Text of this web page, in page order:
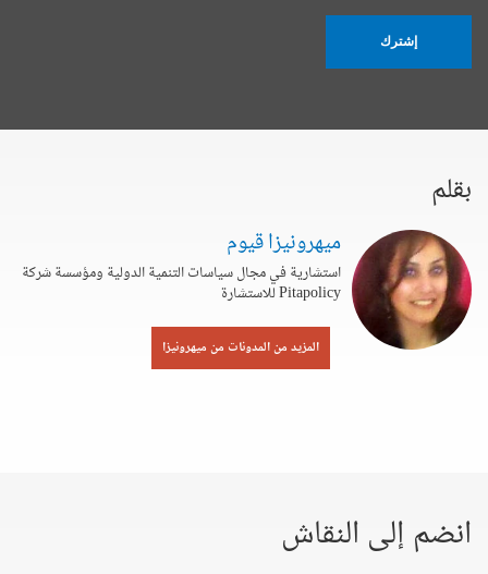
إشترك
بقلم
ميهرونيزا قيوم
استشارية في مجال سياسات التنمية الدولية ومؤسسة شركة
Pitapolicy للاستشارة
المزيد من المدونات من ميهرونيزا
انضم إلى النقاش